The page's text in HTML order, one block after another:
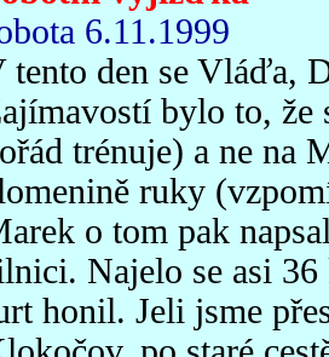
6.11.1999
tento den se Vláďa,
bylo to, že
trénuje) a ne na
ruky
o tom pak
Najelo se asi
honil. Jeli jsme